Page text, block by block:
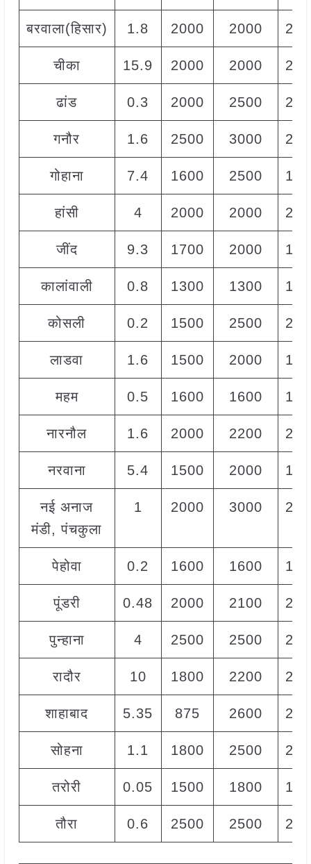
बरवाला(हिसार) 1.8 2000 2000
चीका 15.9 2000 2000
ढांड 0.3 2000 2500
गनौर 1.6 2500 3000
गोहाना 7.4 1600 2500
हांसी 4 2000 2000
जींद 9.3 1700 2000
कालांवाली 0.8 1300 1300
कोसली 0.2 1500 2500
लाडवा 1.6 1500 2000
महम 0.5 1600 1600
नारनौल 1.6 2000 2200
नरवाना 5.4 1500 2000
नई अनाज
मंडी, पंचकुला
1 2000 3000
पेहोवा 0.2 1600 1600
पूंडरी 0.48 2000 2100
पुन्हाना 4 2500 2500
रादौर 10 1800 2200
शाहाबाद 5.35 875 2600
सोहना 1.1 1800 2500
तरोरी 0.05 1500 1800
तौरा 0.6 2500 2500